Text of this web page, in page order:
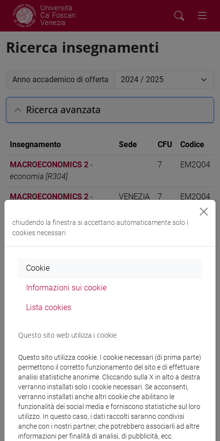
Università
Ca' Foscari
Venezia
Ricerca insegnamenti
Anno accademico di offerta
Ricerca avanzata
Insegnamento Sede CFU Codice
MACROECONOMICS 2 -
economia [R304]
7 EM2Q04
MACROECONOMICS 2 -
sustainability [EM15]
VENEZIA 7 EM2Q04
Ricerca persone
Ricerca insegnamenti
Ricerca aule
Ricerca sedi
Ricerca strutture
Ricerca pubblicazioni
Ricerca risorse bibliografiche
chiudendo la finestra si accettano automaticamente solo i
cookies necessari
Cookie
Informazioni sui cookie
Lista cookies
Questo sito web utilizza i cookie
Questo sito utilizza cookie. I cookie necessari (di prima parte)
permettono il corretto funzionamento del sito e di effettuare
analisi statistiche anonime. Cliccando sulla X in alto a destra
verranno installati solo i cookie necessari. Se acconsenti,
verranno installati anche altri cookie che abilitano le
funzionalità dei social media e forniscono statistiche sul loro
utilizzo. In questo caso, i dati raccolti saranno condivisi
anche con i nostri partner, che potrebbero associarli ad altre
informazioni per finalità di analisi, di pubblicità, ecc.